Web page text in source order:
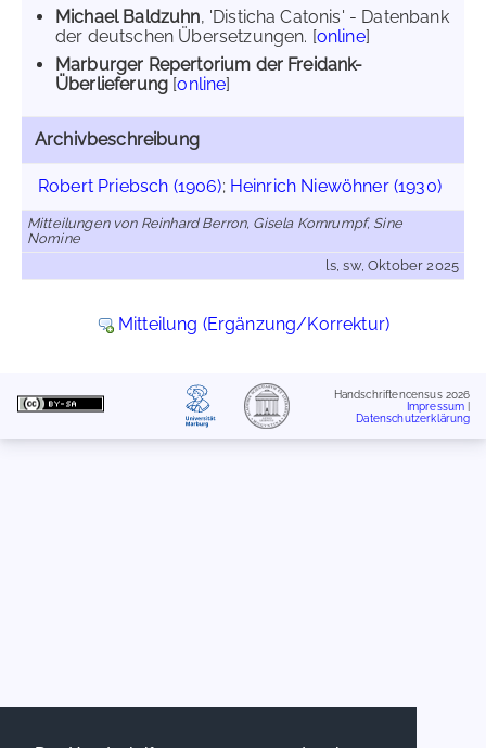
Michael Baldzuhn, 'Disticha Catonis' - Datenbank
der deutschen Übersetzungen. [online]
Marburger Repertorium der Freidank-
Überlieferung [online]
Archivbeschreibung
Robert Priebsch (1906); Heinrich Niewöhner (1930)
Mitteilungen von Reinhard Berron, Gisela Kornrumpf, Sine
Nomine
ls, sw, Oktober 2025
Mitteilung (Ergänzung/Korrektur)
Handschriftencensus 2026
Impressum
Datenschutzerklärung